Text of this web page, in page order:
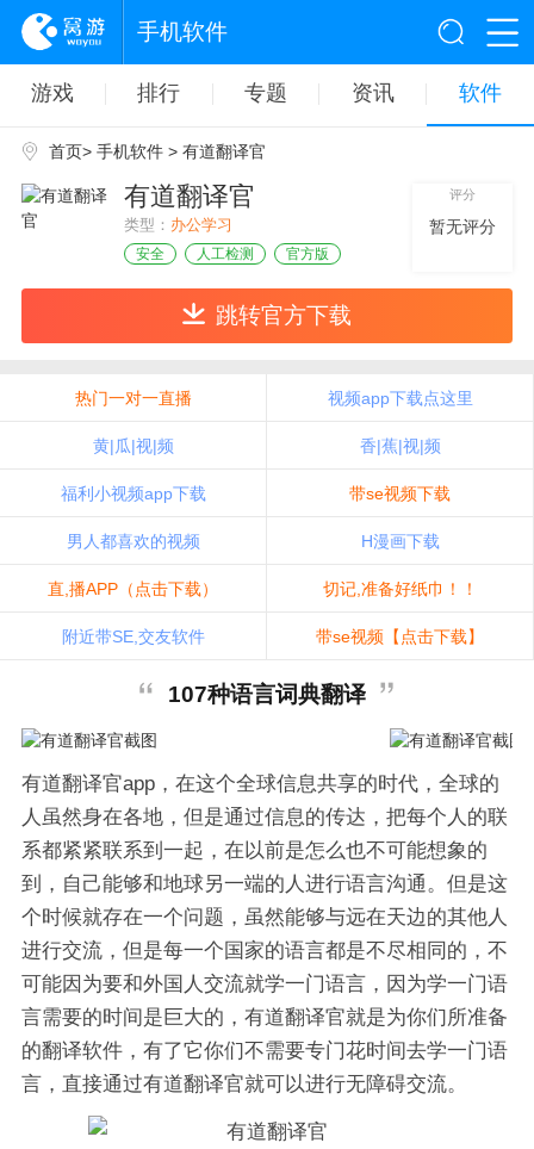
手机软件
游戏 排行 专题 资讯 软件
首页> 手机软件> 有道翻译官
有道翻译官
类型： 办公学习
安全 人工检测 官方版
评分
暂无评分
跳转官方下载
热门一对一直播 视频app下载点这里
黄|瓜|视|频 香|蕉|视|频
福利小视频app下载 带se视频下载
男人都喜欢的视频 H漫画下载
直,播APP（点击下载） 切记,准备好纸巾！！
附近带SE,交友软件 带se视频【点击下载】
107种语言词典翻译
有道翻译官app，在这个全球信息共享的时代，全球的
人虽然身在各地，但是通过信息的传达，把每个人的联
系都紧紧联系到一起，在以前是怎么也不可能想象的
到，自己能够和地球另一端的人进行语言沟通。但是这
个时候就存在一个问题，虽然能够与远在天边的其他人
进行交流，但是每一个国家的语言都是不尽相同的，不
可能因为要和外国人交流就学一门语言，因为学一门语
言需要的时间是巨大的，有道翻译官就是为你们所准备
的翻译软件，有了它你们不需要专门花时间去学一门语
言，直接通过有道翻译官就可以进行无障碍交流。